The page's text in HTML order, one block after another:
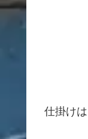
仕掛けは